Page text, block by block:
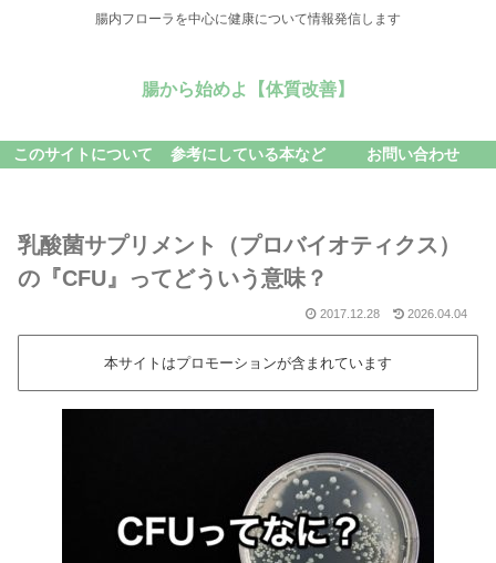
腸内フローラを中心に健康について情報発信します
腸から始めよ【体質改善】
このサイトについて 参考にしている本など お問い合わせ
乳酸菌サプリメント（プロバイオティクス）
の『CFU』ってどういう意味？
2017.12.28 2026.04.04
本サイトはプロモーションが含まれています